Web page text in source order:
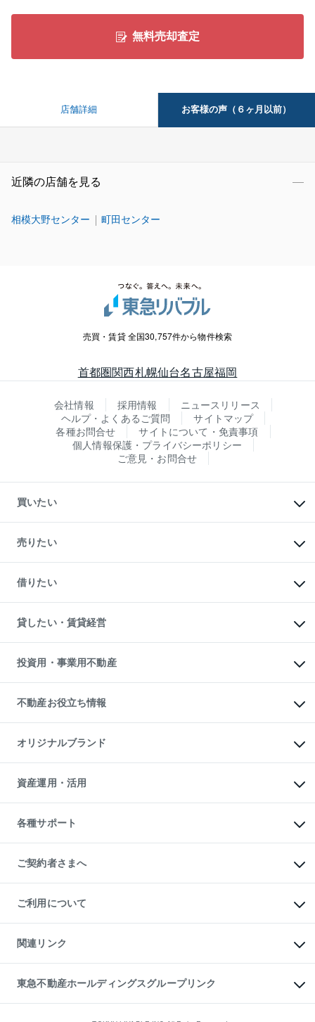
無料売却査定
店舗詳細 お客様の声（６ヶ月以前）
近隣の店舗を見る
相模大野センター 町田センター
売買・賃貸 全国30,757件から物件検索
首都圏関西札幌仙台名古屋福岡
会社情報 採用情報
ニュースリリース
ヘルプ・よくあるご質問
サイトマップ
各種お問合せ
サイトについて・免責事項
個人情報保護・プライバシーポリシー
ご意見・お問合せ
買いたい
新築・分譲マンションの購入
中古マンションの購入
一戸建ての購入
中古一戸建ての購入
不動産購入の流れ
注目キーワード物件特集
購入ガイド
English 繁体中文簡体中文
売りたい
一戸建ての売却・査定
土地の売却・査定
スピードAI査定
不動産査定について
不動産売却の流れ
不動産買換えの流れ
売却ガイド
借りたい
オフィス・店舗の賃貸
借りるときの流れ
借りるガイド
貸したい・賃貸経営
マンション賃料データ
賃貸管理プラン
リロケーションについて
貸すガイド
投資用・事業用不動産
事業用不動産
マンション投資
投資用マンション
アパート経営
収益物件
ビル購入（ビル一棟）
投資用不動産の売却査定
事業用不動産の売却査定
不動産お役立ち情報
マンションライブラリー
人気マンションランキング
暮らしに役立つ不動産メディア
不動産相場・不動産価格情報
不動産コラム・ニュース
不動産用語集
不動産なんでもネット相談室
住まいの税金
オリジナルブランド
一棟リノベーションマンション
L`GENTE（ルジェンテ）
区分リノベーションマンション
投資用一棟レジデンスWELL
不動産小口投資
LEGACIA（レガシア）
資産運用・活用
不動産M&A
アセットマネジメント・出資
各種サポート
相続サポート
リフォームサポート
ご契約者さまへ
ご紹介・再契約特典
入居者様専用-各種ご案内（賃貸）
東急こすもす会「こすもすWeb」
ご利用について
金融商品取引について
東急リバブル ソーシャルメディアポリシー
ご意見・お問い合わせ（金融商品取引専用の相談・お問い合わせ窓口）
ダイレクトメール（郵送物）・Eメールなどの送付停止について
関連リンク
これからご結婚される方に東急百貨店のブライダルクラブ
人材サービスのご用命は 東急リバブルスタッフ株式会社まで
東北の逸品を贈ります 東北すぐれものセレクション
東急不動産ホールディングスグループリンク
東急コミュニティー